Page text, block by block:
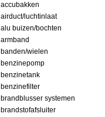
accubakken
airduct/luchtinlaat
alu buizen/bochten
armband
banden/wielen
benzinepomp
benzinetank
benzinefilter
brandblusser systemen
brandstofafsluiter